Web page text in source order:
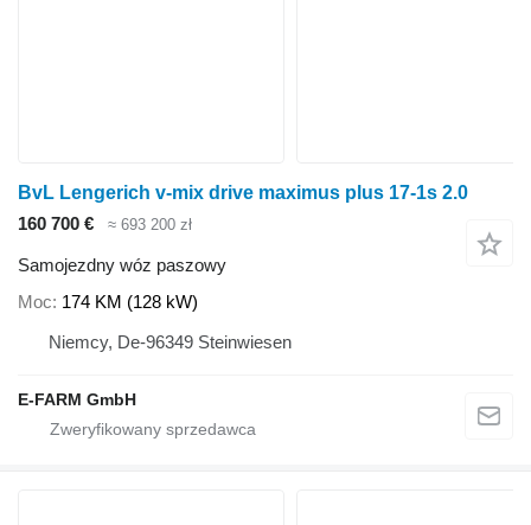
BvL Lengerich v-mix drive maximus plus 17-1s 2.0
160 700 €
≈ 693 200 zł
Samojezdny wóz paszowy
Moc 174 KM (128 kW)
Niemcy, De-96349 Steinwiesen
E-FARM GmbH